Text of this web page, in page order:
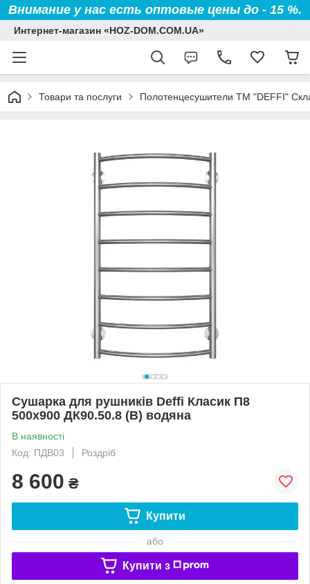
Внимание у нас есть оптовые цены до - 15 %.
Интернет-магазин «HOZ-DOM.COM.UA»
Товари та послуги Полотенцесушители TM "DEFFI"
Сушарка для рушників Deffi Класик П8
500x900 ДК90.50.8 (В) водяна
В наявності
Код: ПДВ03
Роздріб
8 600 ₴
Купити
або
Купити з